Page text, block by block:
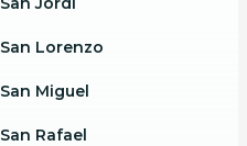
San Lorenzo
San Miguel
San Rafael